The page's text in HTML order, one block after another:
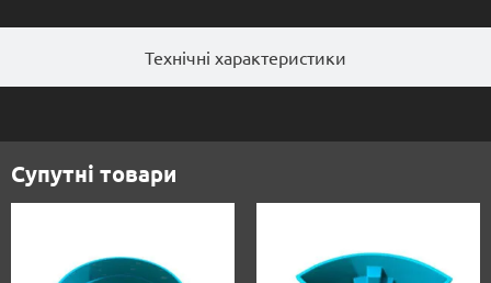
Технічні характеристики
Супутні товари